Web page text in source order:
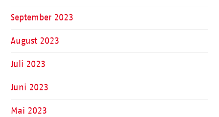
September 2023
August 2023
Juli 2023
Juni 2023
Mai 2023